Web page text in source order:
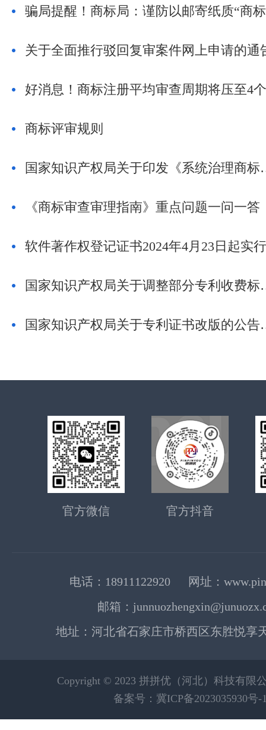
关于全面推行驳回复审案件网上申请的通
商标评审规则
国家知识产权局关于印
《商标审查审理指南》重点问题一问一答
国家知识产权局
国家知识产
官方微信 官方抖音
电话：18911122920 网址：
邮箱：
地址：河北省石家庄市桥西区东胜悦享
Copyright © 2023 拼拼优（河北）科技有限
备案号：冀ICP备2023035930号-